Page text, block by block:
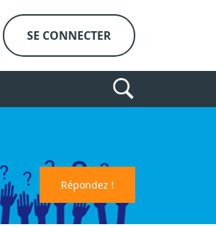
SE CONNECTER
Répondez !